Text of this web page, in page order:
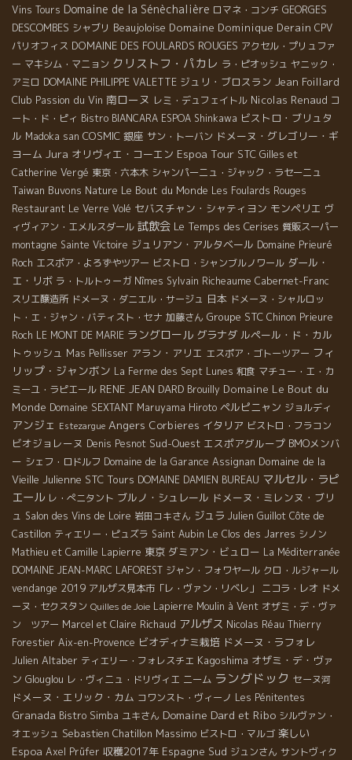
Vins Tours Domaine de la Sénèchalière ロマネ・コンチ GEORGES
DESCOMBES シャブリ Beaujoloise Domaine Dominique Derain CPV
パリオフィス DOMAINE DES FOULARDS ROUGES アクセル・プリュファ
ー マキシム・マニョン クリストフ・パカレ ラ・ピオッシュ ヤニック・
アミロ DOMAINE PHILIPPE VALETTE ジュリ・ブロスラン Jean Foillard
Club Passion du Vin 南ローヌ レミ・デュフェイトル Nicolas Renaud コ
ート・ド・ピィ Bistro BIANCARA ESPOA Shinkawa ビストロ・ブリュタ
ル Madoka san COSMIC 銀座 サン・トーバン ドメーヌ・グレゴリー・ギ
ヨーム Jura オリヴィエ・コーエン Espoa Tour STC Gilles et
Catherine Vergé 東京・六本木 シャンパーニュ・ジャック・ラセーニュ
Taiwan Buvons Nature Le Bout du Monde Les Foulards Rouges
Restaurant Le Verre Volé セバスチャン・シャティヨン モンペリエ ヴ
ィヴィアン・エメルスダール 試飲会 Le Temps des Cerises 質販スーパー
montagne Sainte Victoire ジュリアン・アルタベール Domaine Prieuré
Roch エスポア・よろずやツアー ビストロ・シャンブルノワール ダール・
エ・リボ ラ・トルトゥーガ Nîmes Sylvain Richeaume Cabernet-Franc
スリエ醸造所 ドメーヌ・ダニエル・サージュ 日本 ドメーヌ・シャルロッ
ト・エ・ジャン・バティスト・セナ 加藤さん Groupe STC Chinon Prieure
Roch LE MONT DE MARIE ラングロール グラナダ ルペール・ド・カル
トゥッシュ Mas Pellisser アラン・アリエ エスポア・ゴトーツアー フィ
リップ・ジャンボン La Ferme des Sept Lunes 和食 マチュー・エ・カ
ミーユ・ラピエール RENE JEAN DARD Brouilly Domaine Le Bout du
Monde Domaine SEXTANT Maruyama Hiroto ペルピニャン ジョルディ
アンジェ Estezargue Angers Corbieres イタリア ビストロ・フラコン
ビオジョレーヌ Denis Pesnot Sud-Ouest エスポアグループ BMOメンバ
ー シェフ・ロドルフ Domaine de la Garance Assignan Domaine de la
Vieille Julienne STC Tours DOMAINE DAMIEN BUREAU マルセル・ラピ
エール レ・ぺニタント ブルノ・シュレール ドメーヌ・ミレンヌ・ブリ
ュ Salon des Vins de Loire 岩田コキさん ジュラ Julien Guillot Côte de
Castillon ティエリー・ピュズラ Saint Aubin Le Clos des Jarres シノン
Mathieu et Camille Lapierre 東京 ダミアン・ビュロー La Méditerranée
DOMAINE JEAN-MARC LAFOREST ジャン・フォワヤール クロ・ルジャール
vendange 2019 アルザス見本市「レ・ヴァン・リベレ」 ニコラ・レオ ドメ
ーヌ・セクスタン Quilles de Joie Lapierre Moulin à Vent オザミ・デ・ヴァ
ン ツアー Marcel et Claire Richaud アルザス Nicolas Réau Thierry
Forestier Aix-en-Provence ビオディナミ栽培 ドメーヌ・ラフォレ
Julien Altaber ティエリー・フォレスチエ Kagoshima オザミ・デ・ヴァ
ン Glouglou レ・ヴィニュ・ドリヴィエ ニーム ラングドック セーヌ河
ドメーヌ・エリック・カム コワンスト・ヴィーノ Les Pénitentes
Granada Bistro Simba ユキさん Domaine Dard et Ribo シルヴァン・
オエッシュ Sebastien Chatillon Massimo ビストロ・マルゴ 楽しい
Espoa Axel Prüfer 収穫2017年 Espagne Sud ジュンさん サントヴィク